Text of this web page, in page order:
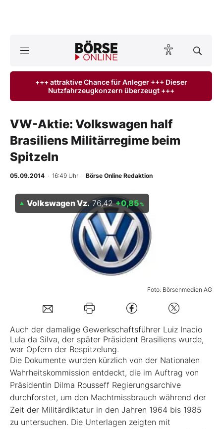
ktuelle Ausgabe BÖRSE ONLINE lesen
Anlageprodukte
Finanz-Check
Experten
Folgen Sie uns
Kontakt
+++ attraktive Chance für Anleger +++ Dieser
Nutzfahrzeugkonzern überzeugt +++
VW-Aktie: Volkswagen half
Brasiliens Militärregime beim
Spitzeln
05.09.2014 · 16:49 Uhr · Börse Online Redaktion
Foto: Börsenmedien AG
Volkswagen Vz. 76,42 +0,85 %
Auch der damalige Gewerkschaftsführer Luiz Inacio
Lula da Silva, der später Präsident Brasiliens wurde,
war Opfern der Bespitzelung.
Die Dokumente wurden kürzlich von der Nationalen
Wahrheitskommission entdeckt, die im Auftrag von
Präsidentin Dilma Rousseff Regierungsarchive
durchforstet, um den Machtmissbrauch während der
Zeit der Militärdiktatur in den Jahren 1964 bis 1985
zu untersuchen. Die Unterlagen zeigten mit